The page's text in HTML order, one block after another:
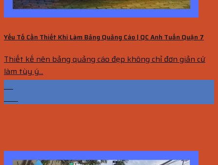
Yếu Tố Cần Thiết Khi Làm Bảng Quảng Cáo | QC Anh Tuấn Quận 7
Thiết kế nên bảng quảng cáo đẹp không chỉ đơn giản cứ
làm tùy ý...